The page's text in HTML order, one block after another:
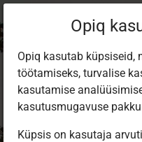
Opiq
Opiq kasutab küpsiseid,
töötamiseks, turvalise
kasutamise
kasutusmugavuse
Küpsis on kasutaja